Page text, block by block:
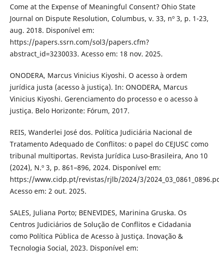
Come at the Expense of Meaningful Consent? Ohio State
Journal on Dispute Resolution, Columbus, v. 33, nº 3, p. 1-23,
aug. 2018. Disponível em:
https://papers.ssrn.com/sol3/papers.cfm?
abstract_id=3230033. Acesso em: 18 nov. 2025.
ONODERA, Marcus Vinicius Kiyoshi. O acesso à ordem
jurídica justa (acesso à justiça). In: ONODERA, Marcus
Vinicius Kiyoshi. Gerenciamento do processo e o acesso à
justiça. Belo Horizonte: Fórum, 2017.
REIS, Wanderlei José dos. Política Judiciária Nacional de
Tratamento Adequado de Conflitos: o papel do CEJUSC como
tribunal multiportas. Revista Jurídica Luso-Brasileira, Ano 10
(2024), N.º 3, p. 861–896, 2024. Disponível em:
https://www.cidp.pt/revistas/rjlb/2024/3/
Acesso em: 2 out. 2025.
SALES, Juliana Porto; BENEVIDES, Marinina Gruska. Os
Centros Judiciários de Solução de Conflitos e Cidadania
como Política Pública de Acesso à Justiça. Inovação &
Tecnologia Social, 2023. Disponível em: